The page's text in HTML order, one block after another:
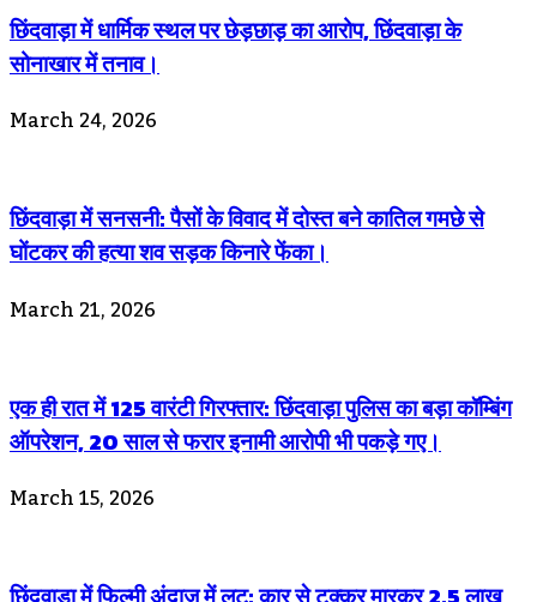
छिंदवाड़ा में धार्मिक स्थल पर छेड़छाड़ का आरोप, छिंदवाड़ा के
सोनाखार में तनाव।
March 24, 2026
छिंदवाड़ा में सनसनी: पैसों के विवाद में दोस्त बने कातिल गमछे से
घोंटकर की हत्या शव सड़क किनारे फेंका।
March 21, 2026
एक ही रात में 125 वारंटी गिरफ्तार: छिंदवाड़ा पुलिस का बड़ा कॉम्बिंग
ऑपरेशन, 20 साल से फरार इनामी आरोपी भी पकड़े गए।
March 15, 2026